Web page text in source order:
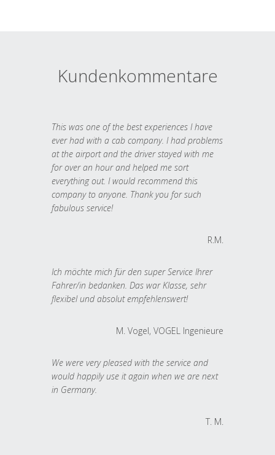
Kundenkommentare
This was one of the best experiences I have
ever had with a cab company. I had problems
at the airport and the driver stayed with me
for over an hour and helped me sort
everything out. I would recommend this
company to anyone. Thank you for such
fabulous service!
R.M.
Ich möchte mich für den super Service Ihrer
Fahrer/in bedanken. Das war Klasse, sehr
flexibel und absolut empfehlenswert!
M. Vogel, VOGEL Ingenieure
We were very pleased with the service and
would happily use it again when we are next
in Germany.
T. M.